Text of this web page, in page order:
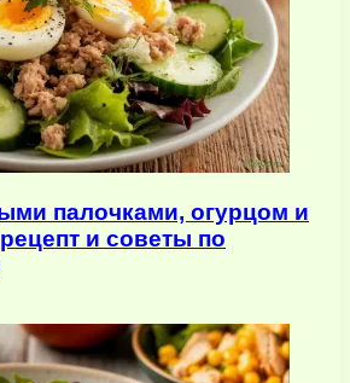
палочками, огурцом и
и советы по